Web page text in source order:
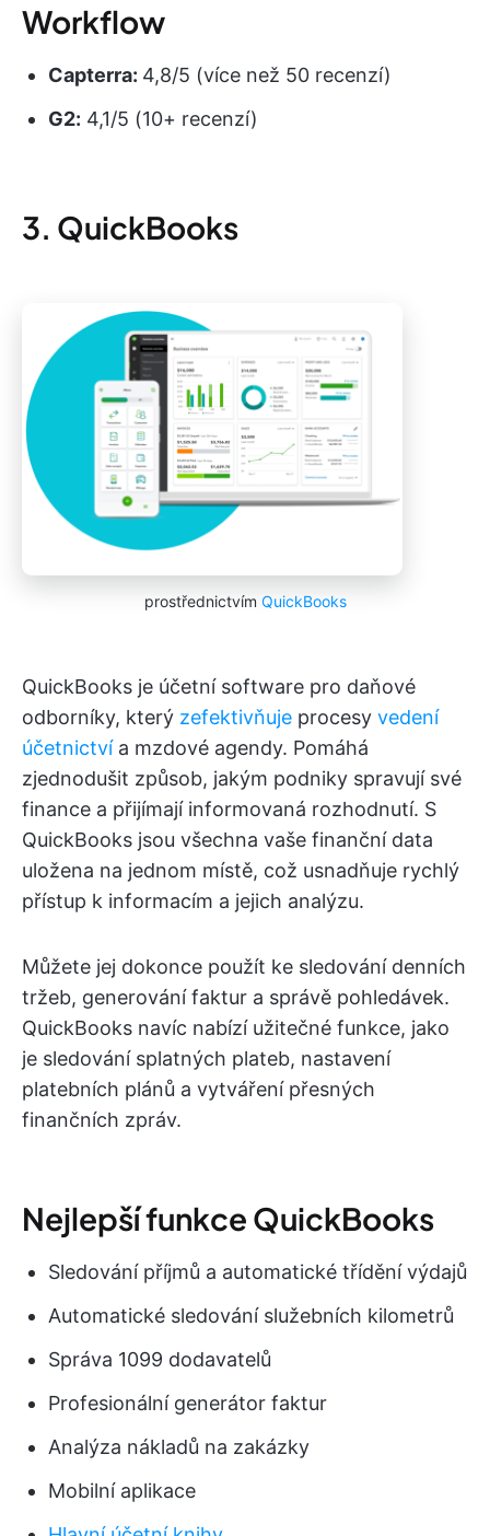
Workflow
Capterra: 4,8/5 (více než 50 recenzí)
G2: 4,1/5 (10+ recenzí)
3. QuickBooks
prostřednictvím QuickBooks
QuickBooks je účetní software pro daňové
odborníky, který zefektivňuje procesy vedení
účetnictvía mzdové agendy. Pomáhá
zjednodušit způsob, jakým podniky spravují své
finance a přijímají informovaná rozhodnutí. S
QuickBooks jsou všechna vaše finanční data
uložena na jednom místě, což usnadňuje rychlý
přístup k informacím a jejich analýzu.
Můžete jej dokonce použít ke sledování denních
tržeb, generování faktur a správě pohledávek.
QuickBooks navíc nabízí užitečné funkce, jako
je sledování splatných plateb, nastavení
platebních plánů a vytváření přesných
finančních zpráv.
Nejlepší funkce QuickBooks
Sledování příjmů a automatické třídění výdajů
Automatické sledování služebních kilometrů
Správa 1099 dodavatelů
Profesionální generátor faktur
Analýza nákladů na zakázky
Mobilní aplikace